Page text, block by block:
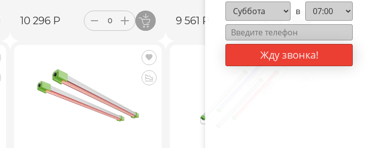
10 296 Р 9 561 Р
в
Жду звонка!